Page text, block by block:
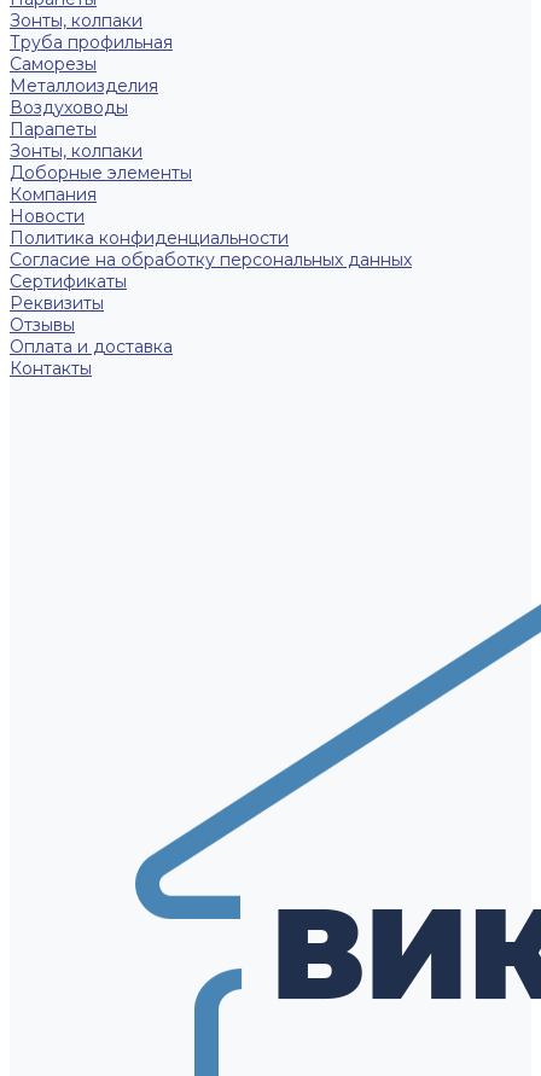
Зонты, колпаки
Труба профильная
Саморезы
Металлоизделия
Воздуховоды
Парапеты
Зонты, колпаки
Доборные элементы
Компания
Новости
Политика конфиденциальности
Согласие на обработку персональных данных
Сертификаты
Реквизиты
Отзывы
Оплата и доставка
Контакты